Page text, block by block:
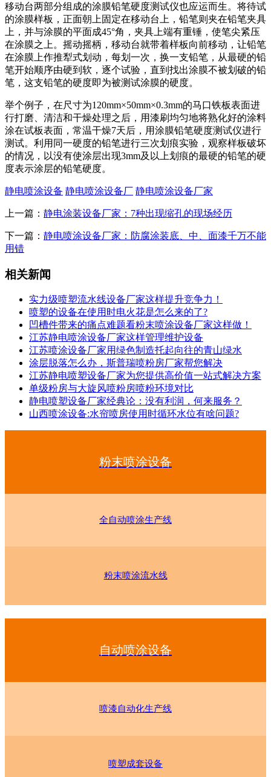
移动台两部分组成的涂膜铅笔硬度测试仪也应运而生。将待试
的涂膜样板，正面朝上固定在移动台上，铅笔则夹在铅笔夹具
上，并与涂膜的平面成45°角，夹具上端有重锤，使笔尖紧压
在涂膜之上。摇动摇柄，移动台就带着样板向前移动，让铅笔
在涂膜上作推犁式划动，每划一次，换一支铅笔，从最硬的铅
笔开始顺序由硬到软，逐个试验，直到找出涂膜不被划破的铅
笔，这支铅笔的硬度即为被测试涂膜的硬度。
举个例子，在尺寸为120mm×50mm×0.3mm的马口铁板表面进
行打磨、清洁和干燥处理之后，用漆刷均匀地将熟化好的涂料
涂在试板表面，常温干燥7天后，用涂膜铅笔硬度测试仪进行
测试。利用同一硬度的铅笔进行三次划痕实验，观察样板破坏
的情况，以没有使涂层出现3mm及以上划痕的最硬的铅笔的硬
度表示涂层的铅笔硬度。
静电喷涂设备 静电喷涂设备厂 静电喷涂设备厂家
上一篇： 静电涂装设备厂家：7种出现缩孔的现场经历
下一篇： 静电喷涂设备厂家：防腐涂装底、中、面漆千万不能
用错
相关新闻
实力级喷塑流水线设备厂家这样提升竞争力！
喷塑的设备在使用时电火花是怎么来的了?
凹槽件带来的痛点难题看粉末喷涂设备厂家这样做！
江苏静电喷涂设备厂家这样管理维护设备
江苏喷涂设备厂家用绿色制造托起向往的青山绿水
涂层脱落怎么办，斯普瑞喷粉房厂家帮您解决
江苏静电喷塑设备厂家为您提供高价值一站式解决方案
单级粉房与大旋风喷粉房喷粉环境对比
静电喷塑设备厂家经典论：没有利润，何来服务？
山西喷涂设备:水帘喷房使用时循环水位有啥问题?
粉末喷涂设备
全自动喷涂生产线
粉末喷涂流水线
自动喷涂设备
喷漆自动化生产线
喷塑成套设备